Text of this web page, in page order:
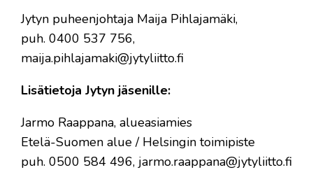
Jytyn puheenjohtaja Maija Pihlajamäki,
puh. 0400 537 756,
maija.pihlajamaki@jytyliitto.fi
Lisätietoja Jytyn jäsenille:
Jarmo Raappana, alueasiamies
Etelä-Suomen alue / Helsingin toimipiste
puh. 0500 584 496, jarmo.raappana@jytyliitto.fi